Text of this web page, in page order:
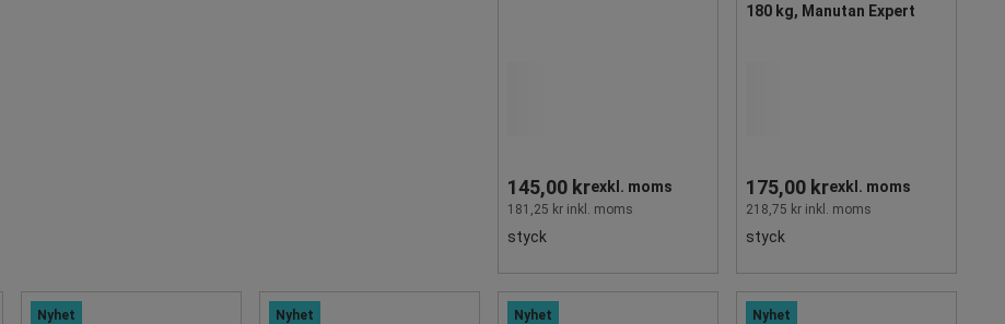
145,00 krexkl. moms
181,25 kr inkl. moms
styck
180 kg, Manutan Expert
175,00 krexkl. moms
218,75 kr inkl. moms
styck
Nyhet Nyhet Nyhet Nyhet